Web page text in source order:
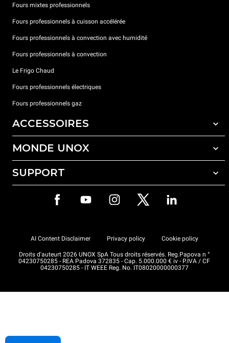
Fours mixtes professionnels
Fours professionnels à cuisson accélérée
Fours professionnels à convection avec humidité
Fours professionnels à convection
Le Frigo Chaud
Fours professionnels électriques
Fours professionnels gaz
ACCESSOIRES
Tous les accessoires
Traitement de l'eau avec filtres à résine
MONDE UNOX
Nos bureaux dans le monde
SUPPORT
Droits d'auteurt 2026 UNOX SpA Tous droits réservés. Reg.Papova n °
04230750285 - REA Padova 372835 - Cap. 5.000.000 € iv - P.IVA / CF
04230750285 - IT WEEE Reg. No. IT08020000000377
AI Content Disclaimer Privacy policy Cookie policy